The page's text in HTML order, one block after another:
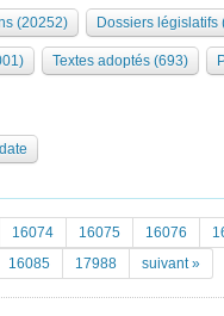
Bureau Collège des
... )
(20252) Dossiers législatifs
Textes adoptés (693)
16074 16075 16076
16085 17988 suivant »